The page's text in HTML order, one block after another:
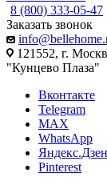
8 (800) 333-05-47
Заказать звонок
121552, г.
"Кунцево Плаза"
Вконтакте
Telegram
MAX
WhatsApp
Яндекс.Дзен
Pinterest